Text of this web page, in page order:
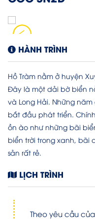
HÀNH TRÌNH
Hồ Tràm nằm ở huyện
Đây là một dải bờ biển
và Long Hải. Những
bắt đầu phát triển.
ồn ào như những bãi
biển trời trong xanh, bãi
sản rất rẻ.
LỊCH TRÌNH
Theo yêu cầu